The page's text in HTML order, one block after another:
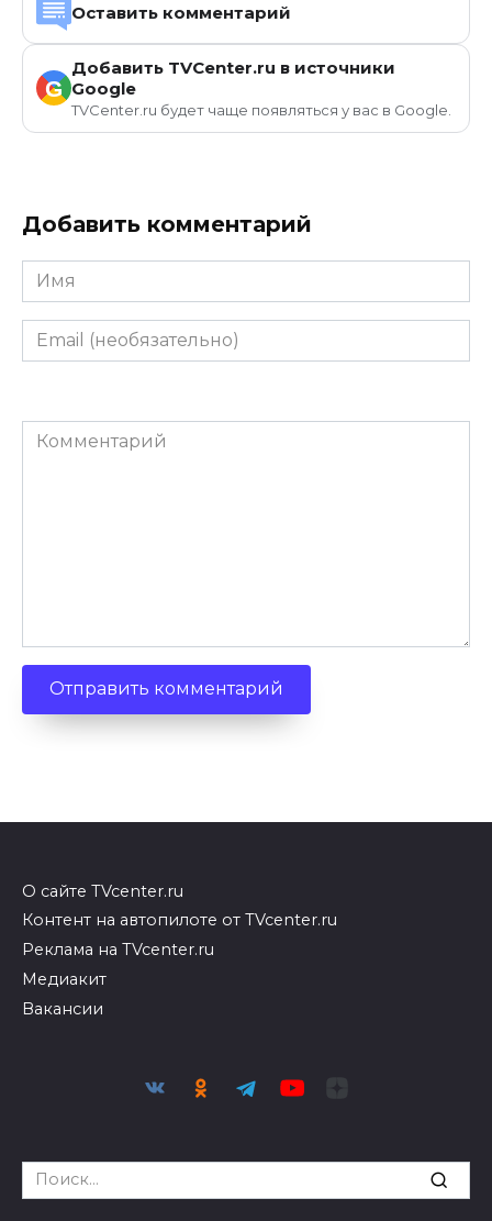
Оставить комментарий
G
Добавить TVCenter.ru в источники
Google
TVCenter.ru будет чаще появляться у вас в Google.
Добавить комментарий
Имя
Email
(необязательно)
Комментарий
О сайте TVcenter.ru
Контент на автопилоте от TVcenter.ru
Реклама на TVcenter.ru
Медиакит
Вакансии
Search
for: